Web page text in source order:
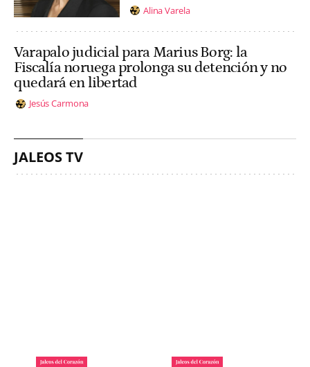
Alina Varela
Varapalo judicial para Marius Borg: la
Fiscalía noruega prolonga su detención y no
quedará en libertad
Jesús Carmona
JALEOS TV